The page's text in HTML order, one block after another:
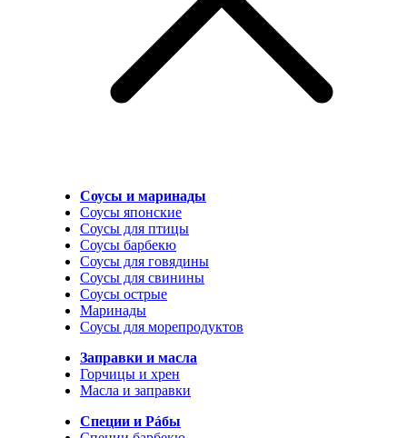
Соусы и маринады
Соусы японские
Соусы для птицы
Соусы барбекю
Соусы для говядины
Соусы для свинины
Соусы острые
Маринады
Соусы для морепродуктов
Заправки и масла
Горчицы и хрен
Масла и заправки
Специи и Рáбы